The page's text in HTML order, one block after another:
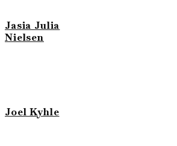
Jasia Julia
Nielsen
Joel Kyhle